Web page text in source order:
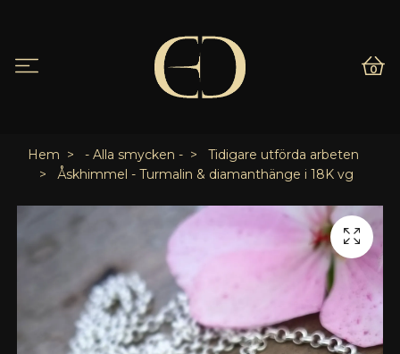
0
Hem - Alla smycken -
Tidigare utförda arbeten
Åskhimmel - Turmalin & diamanthänge i 18K vg